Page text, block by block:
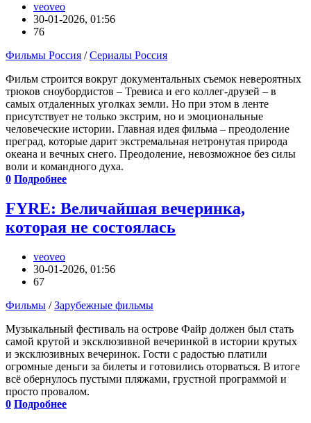
veoveo
30-01-2026, 01:56
76
Фильмы Россия /Сериалы Россия
Фильм строится вокруг документальных съемок невероятных
трюков сноубордистов – Тревиса и его коллег-друзей – в
самых отдаленных уголках земли. Но при этом в ленте
присутствует не только экстрим, но и эмоциональные
человеческие истории. Главная идея фильма – преодоление
преград, которые дарит экстремальная нетронутая природа
океана и вечных снего. Преодоление, невозможное без силы
воли и командного духа.
0 Подробнее
FYRE: Величайшая вечеринка,
которая не состоялась
veoveo
30-01-2026, 01:56
67
Фильмы /Зарубежные фильмы
Музыкальный фестиваль на острове Файр должен был стать
самой крутой и эксклюзивной вечеринкой в истории крутых
и эксклюзивных вечеринок. Гости с радостью платили
огромные деньги за билеты и готовились оторваться. В итоге
всё обернулось пустыми пляжами, грустной программой и
просто провалом.
0 Подробнее